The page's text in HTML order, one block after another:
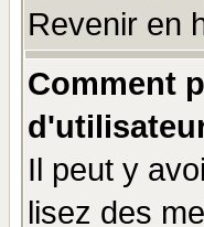
Revenir en
Comment
Il peut y
lisez des